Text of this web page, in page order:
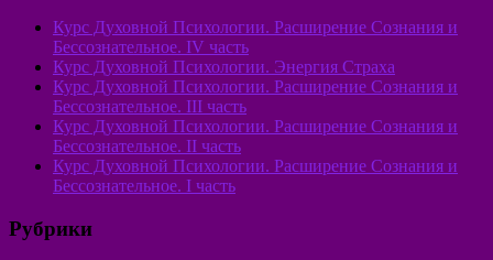
Курс Духовной Психологии. Расширение Сознания и
Бессознательное. IV часть
Курс Духовной Психологии. Энергия Страха
Курс Духовной Психологии. Расширение Сознания и
Бессознательное. III часть
Курс Духовной Психологии. Расширение Сознания и
Бессознательное. II часть
Курс Духовной Психологии. Расширение Сознания и
Бессознательное. I часть
Рубрики